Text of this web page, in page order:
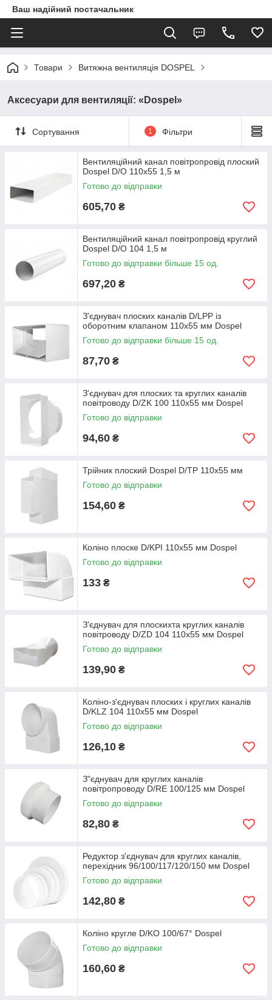
Ваш надійний постачальник
Товари Витяжна вентиляція DOSPEL
Аксесуари для вентиляції: «Dospel»
Сортування 1 Фільтри
Вентиляційний канал повітропровід плоский
Dospel D/O 110х55 1,5 м
Готово до відправки
605,70 ₴
Вентиляційний канал повітропровід круглий
Dospel D/O 104 1,5 м
Готово до відправки більше 15 од.
697,20 ₴
З'єднувач плоских каналів D/LPP із
оборотним клапаном 110x55 мм Dospel
Готово до відправки більше 15 од.
87,70 ₴
З'єднувач для плоских та круглих каналів
повітроводу D/ZK 100 110х55 мм Dospel
Готово до відправки
94,60 ₴
Трійник плоский Dospel D/TP 110x55 мм
Готово до відправки
154,60 ₴
Коліно плоске D/KPI 110х55 мм Dospel
Готово до відправки
133 ₴
З'єднувач для плоскихта круглих каналів
повітроводу D/ZD 104 110х55 мм Dospel
Готово до відправки
139,90 ₴
Коліно-з'єднувач плоских і круглих каналів
D/KLZ 104 110х55 мм Dospel
Готово до відправки
126,10 ₴
З"єднувач для круглих каналів
повітропроводу D/RE 100/125 мм Dospel
Готово до відправки
82,80 ₴
Редуктор з'єднувач для круглих каналів,
перехідник 96/100/117/120/150 мм Dospel
Готово до відправки
142,80 ₴
Коліно кругле D/KO 100/67° Dospel
Готово до відправки
160,60 ₴